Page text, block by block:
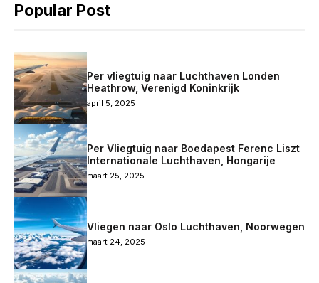
Popular Post
Per vliegtuig naar Luchthaven Londen
Heathrow, Verenigd Koninkrijk
april 5, 2025
Per Vliegtuig naar Boedapest Ferenc Liszt
Internationale Luchthaven, Hongarije
maart 25, 2025
Vliegen naar Oslo Luchthaven, Noorwegen
maart 24, 2025